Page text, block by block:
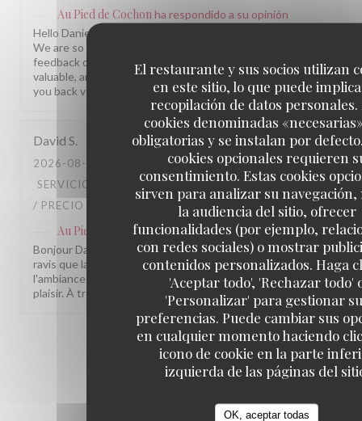
El restaurante y sus socios utilizan
en este sitio, lo que puede
recopilación de datos personales.
cookies denominadas
obligatorias y se instalan por
cookies opcionales requieren
consentimiento. Estas cookies
sirven para analizar su
la audiencia del sitio, ofrecer
funcionalidades (por ejemplo,
con redes sociales) o mostrar
contenidos personalizados. Haga
'Aceptar todo', 'Rechazar todo'
'Personalizar' para gestionar
preferencias. Puede cambiar sus
en cualquier momento haciendo
icono de cookie en la parte
izquierda de las páginas del
OK, aceptar todas
Au Pied de Cochonha respondido a su opinión
Hello Daniela, What a pleasure to read your kind words!
We are so glad you had a wonderful time with us. Your
feedback on anticipating our guests' needs is truly
valuable, and we will keep it in mind. We hope to welcome
you back very soon! L'équipe du Au Pied de Cochon
David S
2026-08-06
- 20:00 - INVITADOS 3
SERVICIO
AMBIENTE: 4/5 MENÚ: 5/5
CALIDAD
/ PRECIO
Au Pied de Cochon ha respondido a su opinión
Bonjour David, Merci pour ce beau retour ! Nous sommes
ravis que la cuisine et le service vous aient plu. Pour
l'ambiance et le rapport qualité/prix, on prend note avec
plaisir. À très bientôt ! L'équipe Au Pied de Cochon
1 2 3